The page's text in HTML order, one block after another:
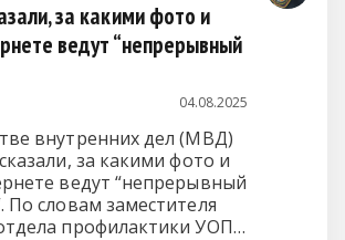
за какими фото и
ведут “непрерывный
04.08.2025
внутренних дел (МВД)
за какими фото и
ведут “непрерывный
По словам заместителя
профилактики УОПП